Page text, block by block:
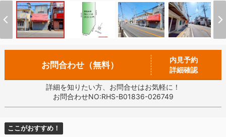
お問合わせ（無料）
内見予約
詳細確認
詳細を知りたい方、お問合せはお気軽に！
お問合わせNO:RHS-B01836-026749
ここがおすすめ！